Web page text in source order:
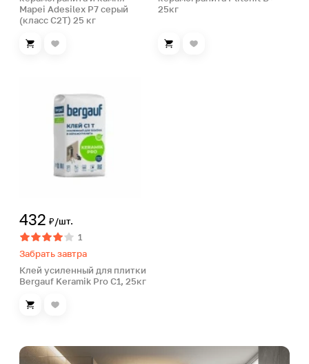
Mapei Adesilex P7 серый
(класс С2Т) 25 кг
25кг
432 ₽/шт.
1
Забрать завтра
Клей усиленный для плитки
Bergauf Keramik Pro С1, 25кг